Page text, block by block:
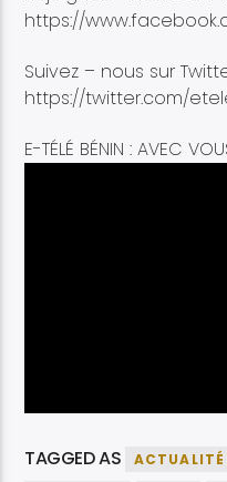
https://
Suivez – nous sur
https://twitter.com/
E-TÉLÉ BÉNIN : AVEC
TAGGED AS